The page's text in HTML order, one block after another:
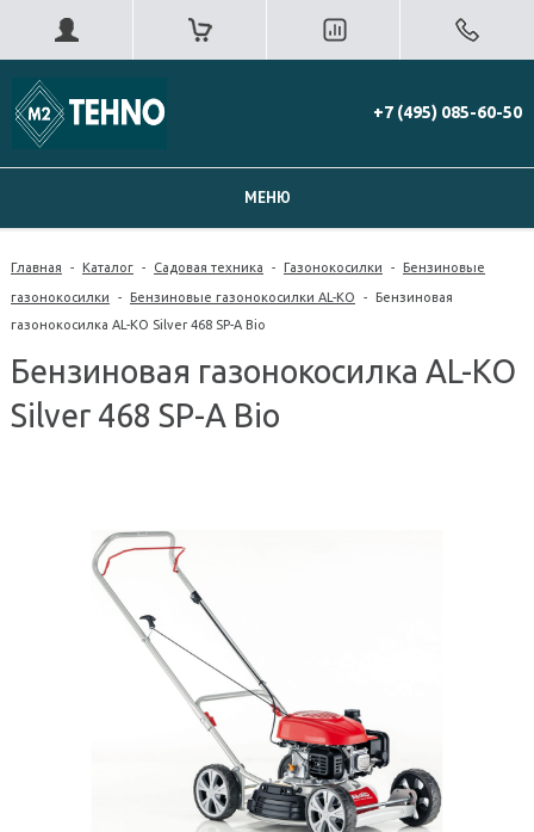
+7 (495) 085-60-50
МЕНЮ
Главная - Каталог - Садовая техника - Газонокосилки - Бензиновые
газонокосилки - Бензиновые газонокосилки AL-KO - Бензиновая
газонокосилка AL-KO Silver 468 SP-A Bio
Бензиновая газонокосилка AL-KO
Silver 468 SP-A Bio